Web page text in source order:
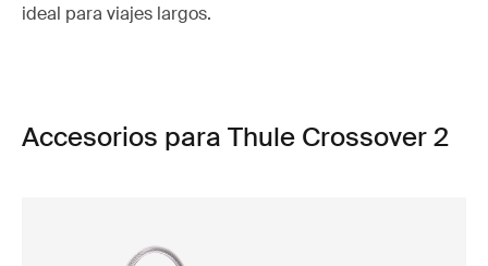
ideal para viajes largos.
Accesorios para Thule Crossover 2